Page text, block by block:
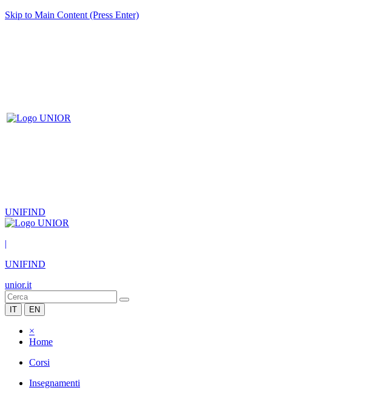
Skip to Main Content (Press Enter)
UNIFIND
|
UNIFIND
unior.it
IT EN
×
Home
Corsi
Insegnamenti